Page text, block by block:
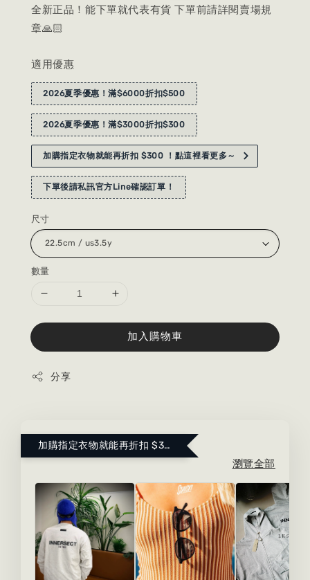
全新正品！能下單就代表有貨 下單前請詳閱賣場規
章🙏🏻
適用優惠
2026夏季優惠！滿$6000折扣$500
2026夏季優惠！滿$3000折扣$300
加購指定衣物就能再折扣 $300 ！點這裡看更多～
下單後請私訊官方Line確認訂單！
尺寸
數量
加入購物車
分享
加購指定衣物就能再折扣 $300 ！點這裡看更多～
瀏覽全部